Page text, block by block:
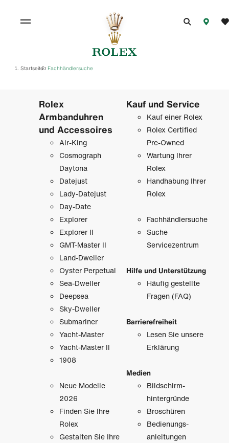
Startseite/ Fachhändlersuche
Rolex
Armbanduhren
und Accessoires
Air-King
Cosmograph
Daytona
Datejust
Lady-Datejust
Day-Date
Explorer
Explorer II
GMT-Master II
Land-Dweller
Oyster Perpetual
Sea-Dweller
Deepsea
Sky-Dweller
Submariner
Yacht-Master
Yacht-Master II
1908
Neue Modelle
2026
Finden Sie Ihre
Rolex
Gestalten Sie Ihre
Kauf und Service
Kauf einer Rolex
Rolex Certified
Pre-Owned
Wartung Ihrer
Rolex
Handhabung Ihrer
Rolex
Fachhändlersuche
Suche
Servicezentrum
Hilfe und Unterstützung
Häufig gestellte
Fragen (FAQ)
Barrierefreiheit
Lesen Sie unsere
Erklärung
Medien
Bildschirm­
hintergründe
Broschüren
Bedienungs­
anleitungen